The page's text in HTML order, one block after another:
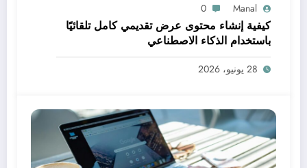
Manal
0
كيفية إنشاء محتوى عرض تقديمي كامل تلقائيًا
باستخدام الذكاء الاصطناعي
28 يونيو، 2026